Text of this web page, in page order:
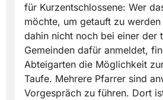
für Kurzentschlossene: Wer
möchte, um getauft zu
dahin nicht noch bei einer der
Gemeinden dafür anmeldet,
Abteigarten die Möglichkeit
Taufe. Mehrere Pfarrer sind
Vorgespräch zu führen. Dort